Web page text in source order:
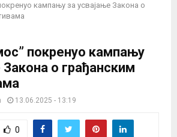
кампању за усвајање Закона о
покренуо кампању
Закона о грађанским
13.06.2025 - 13:19
0